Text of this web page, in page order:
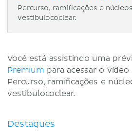
Percurso, ramificações e
vestibulococlear.
Você está assistindo uma
Premium para acessar o
Percurso, ramificações e
vestibulococlear.
Destaques